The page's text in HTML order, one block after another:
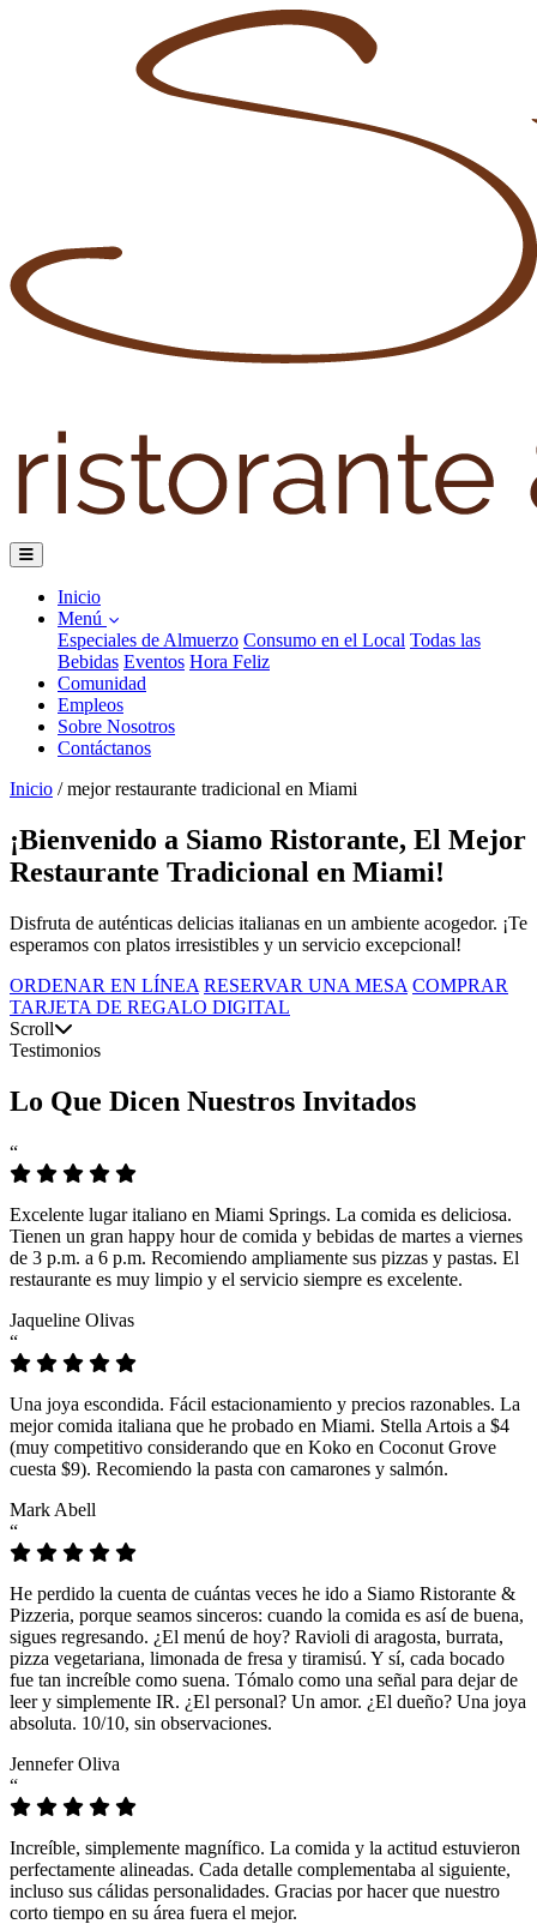
Inicio
Menú
Especiales de Almuerzo Consumo en el Local Todas las
Bebidas Eventos Hora Feliz
Comunidad
Empleos
Sobre Nosotros
Contáctanos
Inicio / mejor restaurante tradicional en Miami
¡Bienvenido a Siamo Ristorante, El Mejor
Restaurante Tradicional en Miami!
Disfruta de auténticas delicias italianas en un ambiente acogedor. ¡Te
esperamos con platos irresistibles y un servicio excepcional!
ORDENAR EN LÍNEA RESERVAR UNA MESA COMPRAR
TARJETA DE REGALO DIGITAL
Scroll
Testimonios
Lo Que Dicen Nuestros Invitados
“
Excelente lugar italiano en Miami Springs. La comida es deliciosa.
Tienen un gran happy hour de comida y bebidas de martes a viernes
de 3 p.m. a 6 p.m. Recomiendo ampliamente sus pizzas y pastas. El
restaurante es muy limpio y el servicio siempre es excelente.
Jaqueline Olivas
“
Una joya escondida. Fácil estacionamiento y precios razonables. La
mejor comida italiana que he probado en Miami. Stella Artois a $4
(muy competitivo considerando que en Koko en Coconut Grove
cuesta $9). Recomiendo la pasta con camarones y salmón.
Mark Abell
“
He perdido la cuenta de cuántas veces he ido a Siamo Ristorante &
Pizzeria, porque seamos sinceros: cuando la comida es así de buena,
sigues regresando. ¿El menú de hoy? Ravioli di aragosta, burrata,
pizza vegetariana, limonada de fresa y tiramisú. Y sí, cada bocado
fue tan increíble como suena. Tómalo como una señal para dejar de
leer y simplemente IR. ¿El personal? Un amor. ¿El dueño? Una joya
absoluta. 10/10, sin observaciones.
Jennefer Oliva
“
Increíble, simplemente magnífico. La comida y la actitud estuvieron
perfectamente alineadas. Cada detalle complementaba al siguiente,
incluso sus cálidas personalidades. Gracias por hacer que nuestro
corto tiempo en su área fuera el mejor.